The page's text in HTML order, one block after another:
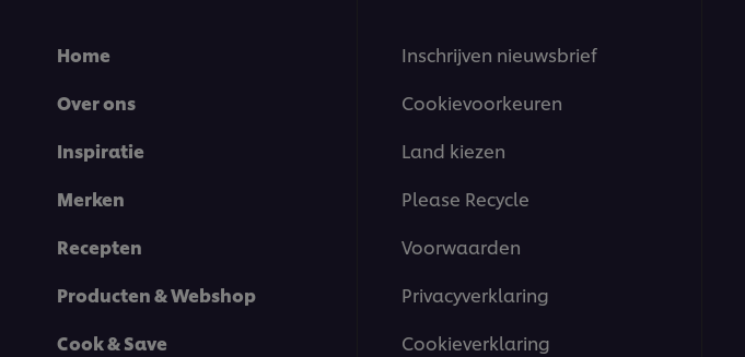
Home
Over ons
Inspiratie
Merken
Recepten
Producten & Webshop
Cook & Save
Inschrijven nieuwsbrief
Cookievoorkeuren
Land kiezen
Please Recycle
Voorwaarden
Privacyverklaring
Cookieverklaring